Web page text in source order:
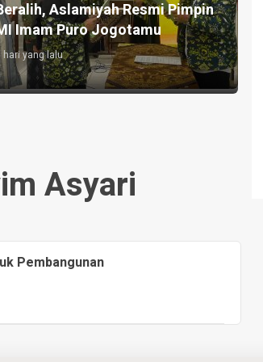
Aslamiyah Resmi Pimpin
Imam Puro Jogotamu
hari yang lalu
Asyari
Pembangunan